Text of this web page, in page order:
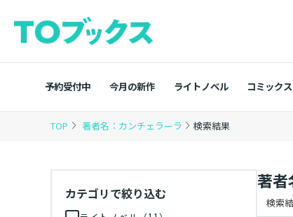
予約受付中 今月の新作 ライトノベル コミックス
TOP 著者名：カンチェラーラ 検索結果
カテゴリで絞り込む
著者
検索